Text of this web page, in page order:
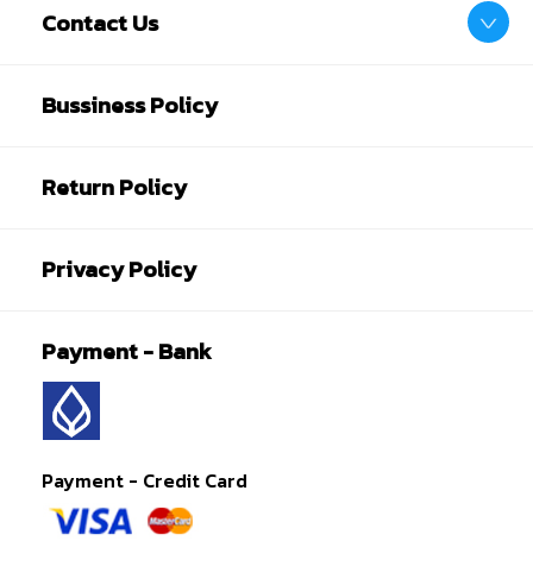
Contact Us
Bussiness Policy
Return Policy
Privacy Policy
Payment - Bank
Payment - Credit Card